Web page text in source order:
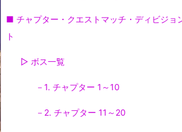
■ チャプター・クエストマッチ・ディビジョ
ト
▷ ボス一覧
－1. チャプター 1～10
－2. チャプター 11～20